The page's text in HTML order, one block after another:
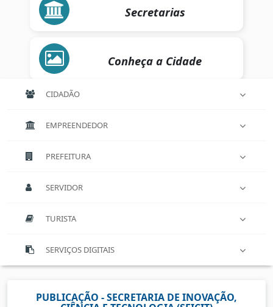
Secretarias
Conheça a Cidade
CIDADÃO
EMPREENDEDOR
PREFEITURA
SERVIDOR
TURISTA
SERVIÇOS DIGITAIS
PUBLICAÇÃO - SECRETARIA DE INOVAÇÃO,